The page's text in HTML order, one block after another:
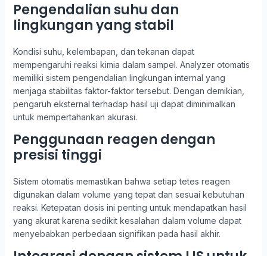
Pengendalian suhu dan
lingkungan yang stabil
Kondisi suhu, kelembapan, dan tekanan dapat
mempengaruhi reaksi kimia dalam sampel. Analyzer otomatis
memiliki sistem pengendalian lingkungan internal yang
menjaga stabilitas faktor-faktor tersebut. Dengan demikian,
pengaruh eksternal terhadap hasil uji dapat diminimalkan
untuk mempertahankan akurasi.
Penggunaan reagen dengan
presisi tinggi
Sistem otomatis memastikan bahwa setiap tetes reagen
digunakan dalam volume yang tepat dan sesuai kebutuhan
reaksi. Ketepatan dosis ini penting untuk mendapatkan hasil
yang akurat karena sedikit kesalahan dalam volume dapat
menyebabkan perbedaan signifikan pada hasil akhir.